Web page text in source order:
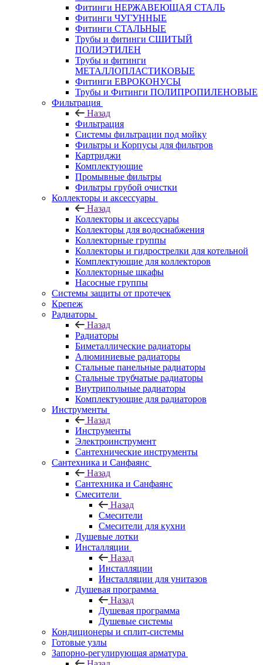
Фитинги НЕРЖАВЕЮЩАЯ СТАЛЬ
Фитинги ЧУГУННЫЕ
Фитинги СТАЛЬНЫЕ
Трубы и фитинги СШИТЫЙ
ПОЛИЭТИЛЕН
Трубы и фитинги
МЕТАЛЛОПЛАСТИКОВЫЕ
Фитинги ЕВРОКОНУСЫ
Трубы и Фитинги ПОЛИПРОПИЛЕНОВЫЕ
Фильтрация
Назад
Фильтрация
Системы фильтрации под мойку
Фильтры и Корпусы для фильтров
Картриджи
Комплектующие
Промывные фильтры
Фильтры грубой очистки
Коллекторы и аксессуары
Назад
Коллекторы и аксессуары
Коллекторы для водоснабжения
Коллекторные группы
Коллекторы и гидрострелки для котельной
Комплектующие для коллекторов
Коллекторные шкафы
Насосные группы
Системы защиты от протечек
Крепеж
Радиаторы
Назад
Радиаторы
Биметаллические радиаторы
Алюминиевые радиаторы
Стальные панельные радиаторы
Стальные трубчатые радиаторы
Внутрипольные радиаторы
Комплектующие для радиаторов
Инструменты
Назад
Инструменты
Электроинструмент
Сантехнические инструменты
Сантехника и Санфаянс
Назад
Сантехника и Санфаянс
Смесители
Назад
Смесители
Смесители для кухни
Душевые лотки
Инсталляции
Назад
Инсталляции
Инсталляции для унитазов
Душевая программа
Назад
Душевая программа
Душевые системы
Кондиционеры и сплит-системы
Готовые узлы
Запорно-регулирующая арматура